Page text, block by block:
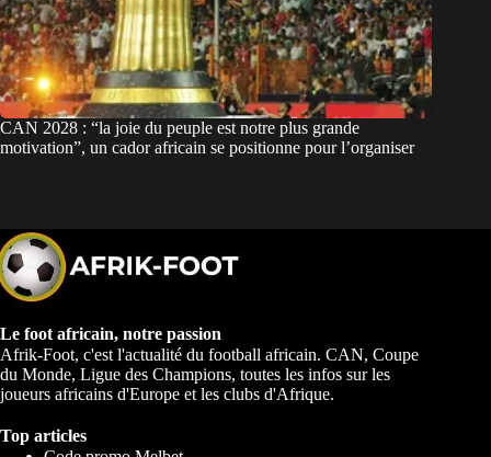
CAN 2028 : “la joie du peuple est notre plus grande
motivation”, un cador africain se positionne pour l’organiser
Le foot africain, notre passion
Afrik-Foot, c'est l'actualité du football africain. CAN, Coupe
du Monde, Ligue des Champions, toutes les infos sur les
joueurs africains d'Europe et les clubs d'Afrique.
Top articles